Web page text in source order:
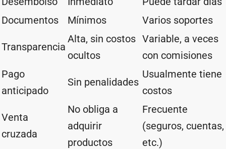
Documentos
Mínimos Varios soportes
Transparencia
Alta, sin costos
ocultos
Variable, a veces
con comisiones
Pago
anticipado
Sin penalidades
Usualmente tiene
costos
Venta
cruzada
No obliga a
adquirir
productos
Frecuente
(seguros, cuentas,
etc.)